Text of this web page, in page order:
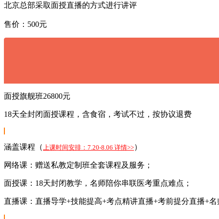
北京总部采取面授直播的方式进行讲评
售价：500元
面授旗舰班26800元
18天全封闭面授课程，含食宿，考试不过，按协议退费
涵盖课程（上课时间安排：7.20-8.06 详情>>）
网络课：赠送私教定制班全套课程及服务；
面授课：18天封闭教学，名师陪你串联医考重点难点；
直播课：直播导学+技能提高+考点精讲直播+考前提分直播+